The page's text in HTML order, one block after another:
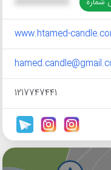
www.htamed-
1217747441